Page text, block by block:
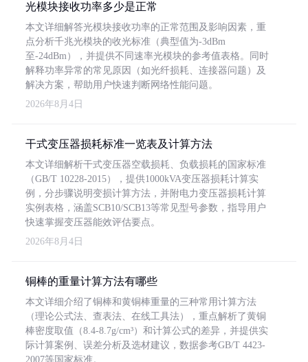
光模块接收功率多少是正常
本文详细解答光模块接收功率的正常范围及影响因素，重
点分析千兆光模块的收光标准（典型值为-3dBm
至-24dBm），并提供不同速率光模块的参考值表格。同时
解释功率异常的常见原因（如光纤损耗、连接器问题）及
解决方案，帮助用户快速判断网络性能问题。
2026年8月4日
干式变压器损耗标准一览表及计算方法
本文详细解析干式变压器空载损耗、负载损耗的国家标准
（GB/T 10228-2015），提供1000kVA变压器损耗计算实
例，分步骤说明变损计算方法，并附电力变压器损耗计算
实例表格，涵盖SCB10/SCB13等常见型号参数，指导用户
快速掌握变压器能效评估要点。
2026年8月4日
铜棒的重量计算方法有哪些
本文详细介绍了铜棒和黄铜棒重量的三种常用计算方法
（理论公式法、查表法、在线工具法），重点解析了黄铜
棒密度取值（8.4-8.7g/cm³）和计算公式的差异，并提供实
际计算案例、误差分析及选材建议，数据参考GB/T 4423-
2007等国家标准。